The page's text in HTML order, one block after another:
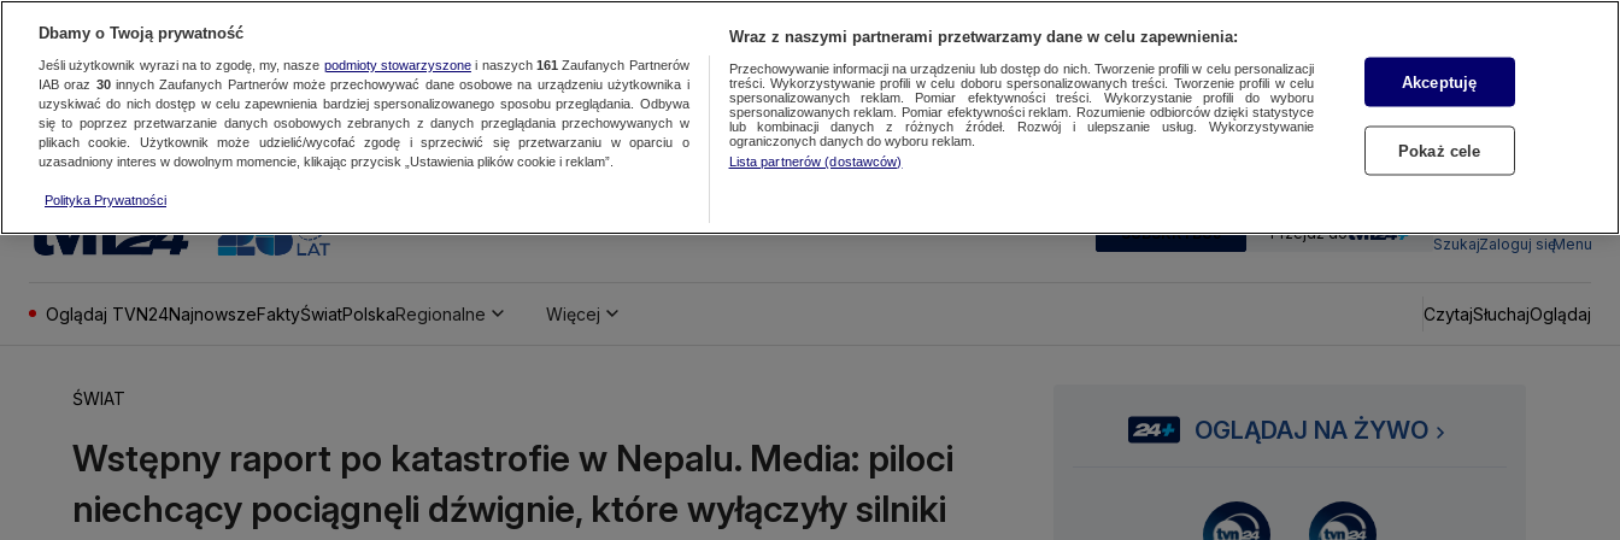
SUBSKRYBUJ Przejdź do
SzukajZaloguj sięMenu
Oglądaj TVN24NajnowszeFaktyŚwiatPolskaRegionalne Więcej CzytajSłuchajOglądaj
ŚWIAT
Wstępny raport po katastrofie w Nepalu. Media: piloci
niechcący pociągnęli dźwignie, które wyłączyły silniki
OGLĄDAJ NA ŻYWO
Dbamy o Twoją prywatność
Jeśli użytkownik wyrazi na to zgodę, my, nasze podmioty stowarzyszonei naszych 161 Zaufanych Partnerów
IAB oraz 30innych Zaufanych Partnerów może przechowywać dane osobowe na urządzeniu użytkownika i
uzyskiwać do nich dostęp w celu zapewnienia bardziej spersonalizowanego sposobu przeglądania. Odbywa
się to poprzez przetwarzanie danych osobowych zebranych z danych przeglądania przechowywanych w
plikach cookie. Użytkownik może udzielić/wycofać zgodę i sprzeciwić się przetwarzaniu w oparciu o
uzasadniony interes w dowolnym momencie, klikając przycisk „Ustawienia plików cookie i reklam”.
Polityka Prywatności
Wraz z naszymi partnerami przetwarzamy dane w celu zapewnienia:
Przechowywanie informacji na urządzeniu lub dostęp do nich. Tworzenie profili w celu personalizacji
treści. Wykorzystywanie profili w celu doboru spersonalizowanych treści. Tworzenie profili w celu
spersonalizowanych reklam. Pomiar efektywności treści. Wykorzystanie profili do wyboru
spersonalizowanych reklam. Pomiar efektywności reklam. Rozumienie odbiorców dzięki statystyce
lub kombinacji danych z różnych źródeł. Rozwój i ulepszanie usług. Wykorzystywanie
ograniczonych danych do wyboru reklam.
Lista partnerów (dostawców)
Akceptuję
Pokaż cele